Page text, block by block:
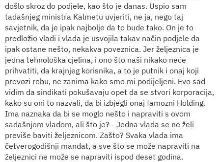
došlo skroz do podjele, kao što je danas. Uspio sam
tadašnjeg ministra Kalmetu uvjeriti, ne ja, nego taj
savjetnik, da je ipak najbolje da to bude tako. On je to
predložio vladi i vlada je usvojila takav način podjele da
ipak ostane nešto, nekakva poveznica. Jer željeznica je
jedna tehnološka cjelina, i ono što naši nikako neće
prihvatiti, da krajnjeg korisnika, a to je putnik i onaj koji
prevozi robu, ne zanima kako smo mi podijeljeni. Evo sad
vidim da sindikati pokušavaju opet da se stvori korporacija,
kako su oni to nazvali, da bi izbjegli onaj famozni Holding.
Ima naznaka da bi se moglo nešto i napraviti s ovom
sadašnjom vladom, ali što je? - Jedna vlada se ne želi
previše baviti željeznicom. Zašto? Svaka vlada ima
četverogodišnji mandat, a sve što se može napraviti na
željeznici ne može se napraviti ispod deset godina.